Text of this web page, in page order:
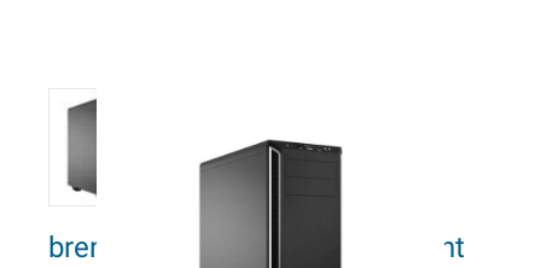
brentford O128 AMD Supersilent